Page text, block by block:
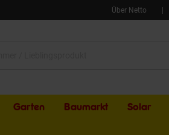
Über Netto
Garten Baumarkt Solar